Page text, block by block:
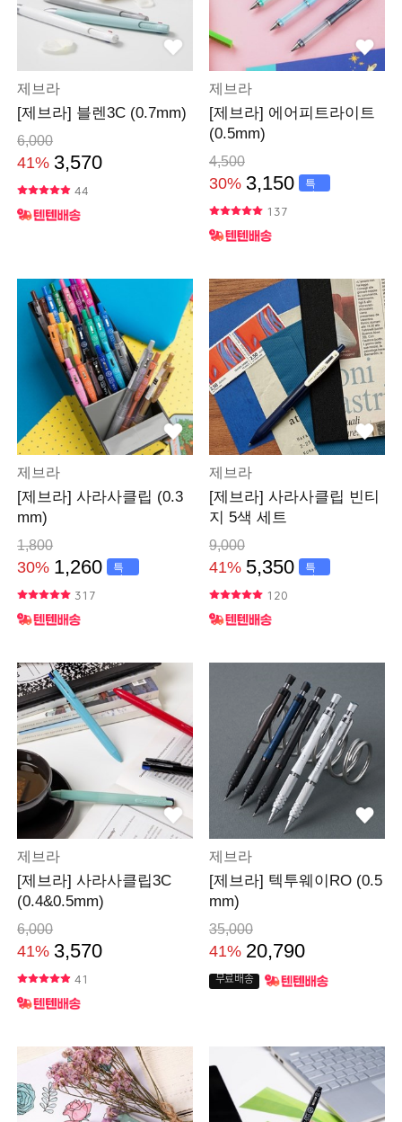
제브라
[제브라] 블렌3C (0.7mm)
6,000
41% 3,570
44
제브라
[제브라] 에어피트라이트
(0.5mm)
4,500
30% 3,150
특
가
137
제브라
[제브라] 사라사클립 (0.3
mm)
1,800
30% 1,260
특
가
317
제브라
[제브라] 사라사클립 빈티
지 5색 세트
9,000
41% 5,350
특
가
120
제브라
[제브라] 사라사클립3C
(0.4&0.5mm)
6,000
41% 3,570
41
제브라
[제브라] 텍투웨이RO (0.5
mm)
35,000
41% 20,790
무료배송